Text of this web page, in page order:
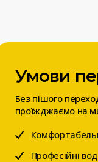
Умови
Без пішого
проїжджаємо на
Професійні